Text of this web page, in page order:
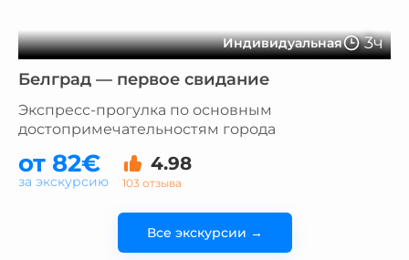
Индивидуальная 3ч
Белград — первое свидание
Экспресс-прогулка по основным
достопримечательностям города
от 82€ 4.98
103 отзыва
за экскурсию
Все экскурсии →